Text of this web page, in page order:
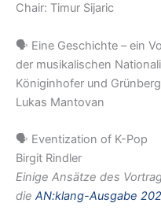
Chair: Timur Sijaric
🗣️ Eine Geschichte – ein
der musikalischen
Königinhofer und
Lukas Mantovan
🗣️ Eventization of K-Pop
Birgit Rindler
Einige Ansätze des
die AN:klang-Ausgabe